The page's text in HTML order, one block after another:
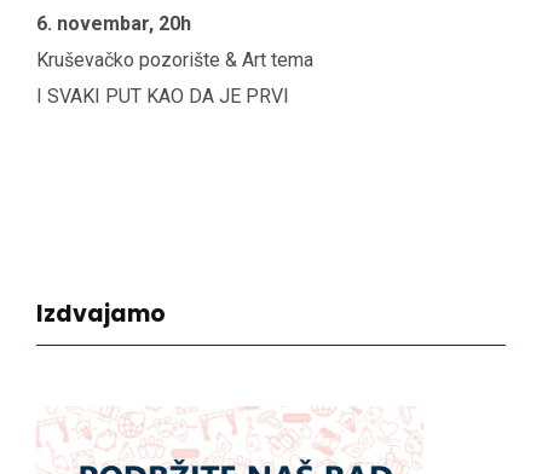
6. novembar, 20h
Kruševačko pozorište & Art tema
I SVAKI PUT KAO DA JE PRVI
Izdvajamo